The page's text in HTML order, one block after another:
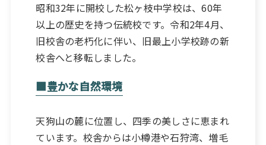
昭和32年に開校した松ヶ枝中学校は、60年
以上の歴史を持つ伝統校です。令和2年4月、
旧校舎の老朽化に伴い、旧最上小学校跡の新
校舎へと移転しました。
■豊かな自然環境
天狗山の麓に位置し、四季の美しさに恵まれ
ています。校舎からは小樽港や石狩湾、増毛